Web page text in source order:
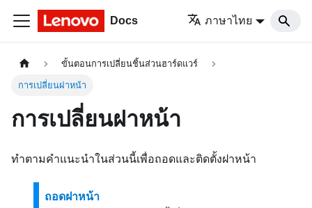
Docs ภาษาไทย
ขั้นตอนการเปลี่ยนชิ้นส่วนฮาร์ดแวร์
การเปลี่ยนฝาหน้า
การเปลี่ยนฝาหน้า
ทำตามคำแนะนำในส่วนนี้เพื่อถอดและติดตั้งฝาหน้า
ถอดฝาหน้า